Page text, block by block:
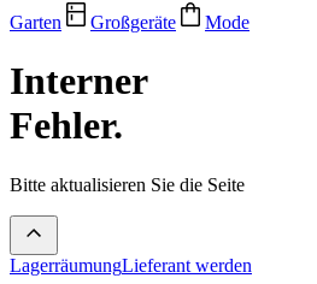
Garten
Großgeräte Mode
Interner
Fehler.
Bitte aktualisieren Sie die Seite
LagerräumungLieferant werden